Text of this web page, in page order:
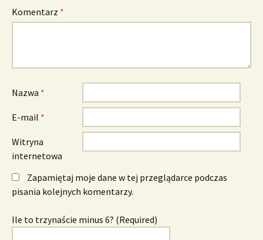
Komentarz *
Nazwa *
E-mail *
Witryna
internetowa
Zapamiętaj moje dane w tej przeglądarce podczas
pisania kolejnych komentarzy.
Ile to trzynaście minus 6? (Required)